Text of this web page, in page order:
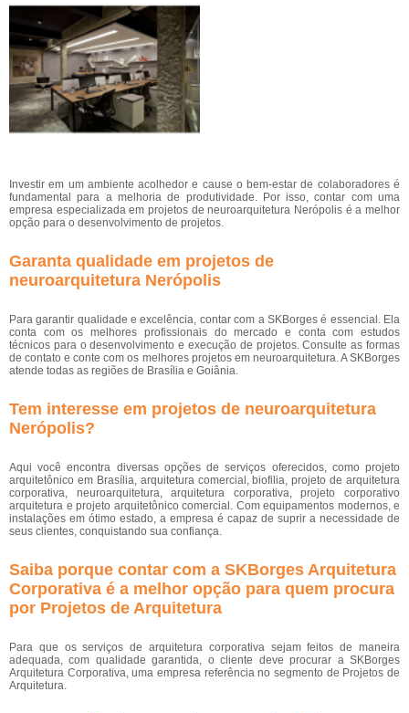
Investir em um ambiente acolhedor e cause o bem-estar de colaboradores é
fundamental para a melhoria de produtividade. Por isso, contar com uma
empresa especializada em projetos de neuroarquitetura Nerópolis é a melhor
opção para o desenvolvimento de projetos.
Garanta qualidade em projetos de
neuroarquitetura Nerópolis
Para garantir qualidade e excelência, contar com a SKBorges é essencial. Ela
conta com os melhores profissionais do mercado e conta com estudos
técnicos para o desenvolvimento e execução de projetos. Consulte as formas
de contato e conte com os melhores projetos em neuroarquitetura. A SKBorges
atende todas as regiões de Brasília e Goiânia.
Tem interesse em projetos de neuroarquitetura
Nerópolis?
Aqui você encontra diversas opções de serviços oferecidos, como projeto
arquitetônico em Brasília, arquitetura comercial, biofilia, projeto de arquitetura
corporativa, neuroarquitetura, arquitetura corporativa, projeto corporativo
arquitetura e projeto arquitetônico comercial. Com equipamentos modernos, e
instalações em ótimo estado, a empresa é capaz de suprir a necessidade de
seus clientes, conquistando sua confiança.
Saiba porque contar com a SKBorges Arquitetura
Corporativa é a melhor opção para quem procura
por Projetos de Arquitetura
Para que os serviços de arquitetura corporativa sejam feitos de maneira
adequada, com qualidade garantida, o cliente deve procurar a SKBorges
Arquitetura Corporativa, uma empresa referência no segmento de Projetos de
Arquitetura.